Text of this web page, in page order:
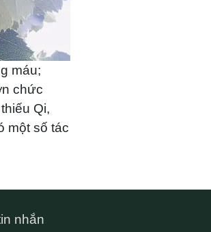
máu;
chức
Qi,
một số tác
nhắn